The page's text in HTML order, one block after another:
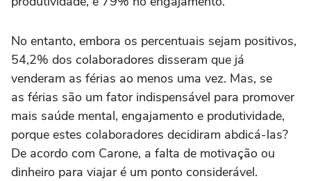
No entanto, embora os percentuais sejam positivos,
54,2% dos colaboradores disseram que já
venderam as férias ao menos uma vez. Mas, se
as férias são um fator indispensável para promover
mais saúde mental, engajamento e produtividade,
porque estes colaboradores decidiram abdicá-las?
De acordo com Carone, a falta de motivação ou
dinheiro para viajar é um ponto considerável.